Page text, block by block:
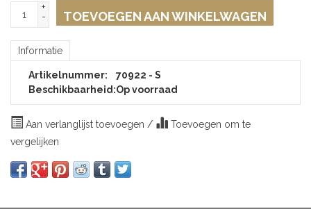
+
-
TOEVOEGEN AAN WINKELWAGEN
Informatie
Artikelnummer:
70922 - S
Beschikbaarheid:Op voorraad
Aan verlanglijst toevoegen /
Toevoegen om te
vergelijken